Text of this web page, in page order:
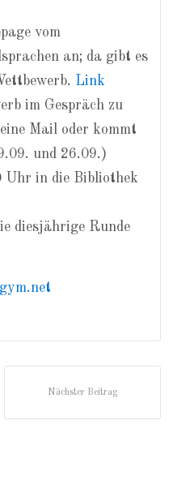
vom
an; da gibt es
Link
im Gespräch zu
Mail oder kommt
und 26.09.)
Uhr in die Bibliothek
diesjährige Runde
Nächster Beitrag